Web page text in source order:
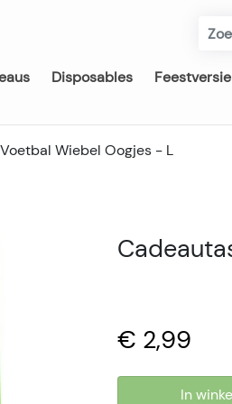
Disposables
Wiebel Oogjes - L
€ 2,99
In